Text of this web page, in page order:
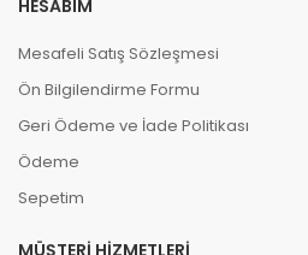
HESABIM
Mesafeli Satış Sözleşmesi
Ön Bilgilendirme Formu
Geri Ödeme ve İade Politikası
Ödeme
Sepetim
MÜŞTERI HIZMETLERI